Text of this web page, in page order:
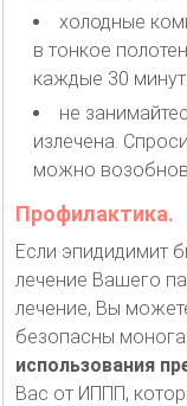
холодные
в тонкое
каждые 30
не
излечена.
можно
Профилактика.
Если эпидидимит
лечение Вашего
лечение, Вы
безопасны
использования
Вас от ИППП,